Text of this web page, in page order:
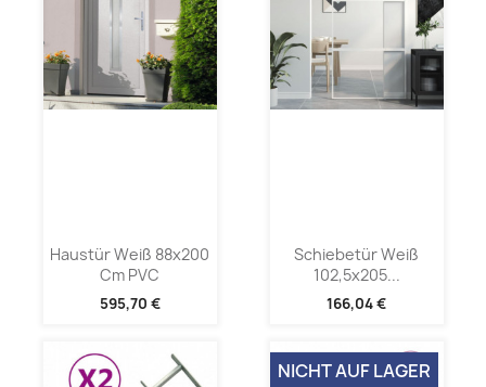
Haustür Weiß 88x200
Cm PVC
595,70 €
Schiebetür Weiß
102,5x205...
166,04 €
NICHT AUF LAGER